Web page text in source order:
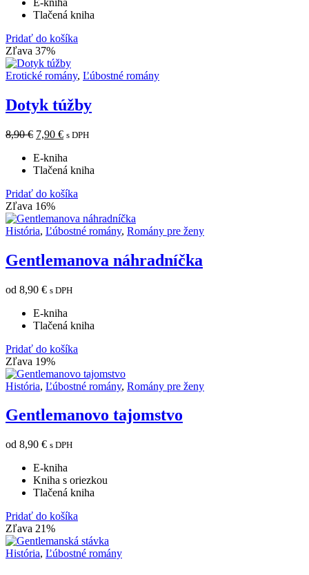
E-kniha
Tlačená kniha
Pridať do košíka
Zľava 37%
Erotické romány, Ľúbostné romány
Dotyk túžby
8,90€ 7,90 € s DPH
E-kniha
Tlačená kniha
Pridať do košíka
Zľava 16%
História, Ľúbostné romány, Romány pre ženy
Gentlemanova náhradníčka
od 8,90 € s DPH
E-kniha
Tlačená kniha
Pridať do košíka
Zľava 19%
História, Ľúbostné romány, Romány pre ženy
Gentlemanovo tajomstvo
od 8,90 € s DPH
E-kniha
Kniha s oriezkou
Tlačená kniha
Pridať do košíka
Zľava 21%
História, Ľúbostné romány